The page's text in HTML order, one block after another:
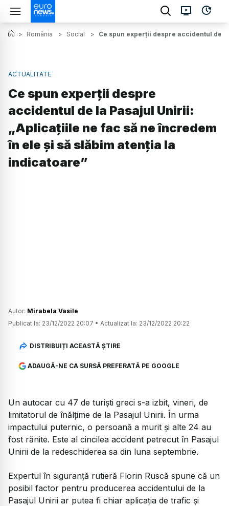
> România > Social > Ce spun experții despre accidentul de
ACTUALITATE
Ce spun experții despre
accidentul de la Pasajul Unirii:
„Aplicațiile ne fac să ne încredem
în ele și să slăbim atenția la
indicatoare”
Autor: Mirabela Vasile
Publicat la: 23/12/2022 20:07 • Actualizat la: 23/12/2022 20:22
DISTRIBUIȚI ACEASTĂ ȘTIRE
ADAUGĂ-NE CA SURSĂ PREFERATĂ PE GOOGLE
Un autocar cu 47 de turiști greci s-a izbit, vineri, de
limitatorul de înălțime de la Pasajul Unirii. În urma
impactului puternic, o persoană a murit și alte 24 au
fost rănite. Este al cincilea accident petrecut în Pasajul
Unirii de la redeschiderea sa din luna septembrie.
Expertul în siguranță rutieră Florin Ruscă spune că un
posibil factor pentru producerea accidentului de la
Pasajul Unirii ar putea fi chiar aplicația de trafic și